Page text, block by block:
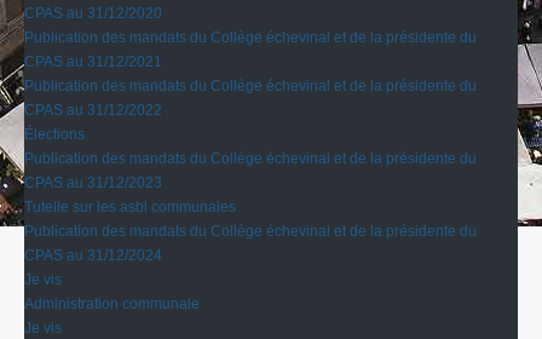
CPAS au 31/12/2020
Publication des mandats du Collège échevinal et de la présidente du
CPAS au 31/12/2021
Publication des mandats du Collège échevinal et de la présidente du
CPAS au 31/12/2022
Élections
Publication des mandats du Collège échevinal et de la présidente du
CPAS au 31/12/2023
Tutelle sur les asbl communales
Publication des mandats du Collège échevinal et de la présidente du
CPAS au 31/12/2024
Je vis
Administration communale
Je vis